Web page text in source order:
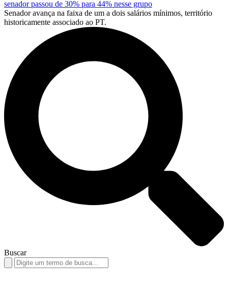
senador passou de 30% para 44% nesse grupo
Senador avança na faixa de um a dois salários mínimos, território
historicamente associado ao PT.
Buscar
Search
for: